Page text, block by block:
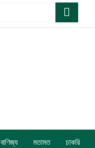
বাণিজ্য মতামত চাকরি